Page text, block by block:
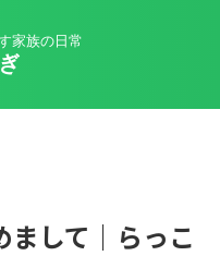
家族の日常
まして｜らっこ